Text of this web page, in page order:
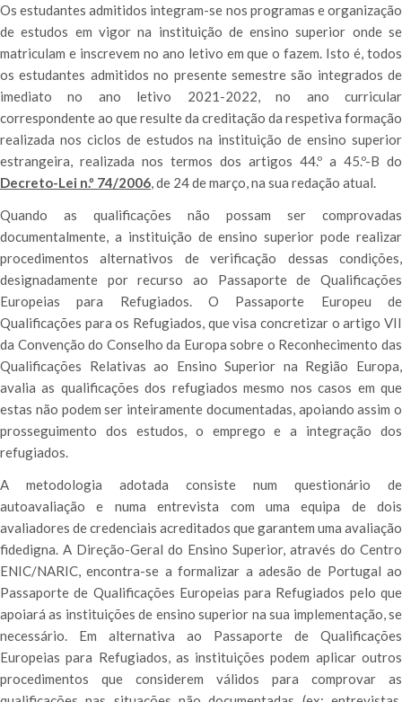
Os estudantes admitidos integram-se nos programas e organização
de estudos em vigor na instituição de ensino superior onde se
matriculam e inscrevem no ano letivo em que o fazem. Isto é, todos
os estudantes admitidos no presente semestre são integrados de
imediato no ano letivo 2021-2022, no ano curricular
correspondente ao que resulte da creditação da respetiva formação
realizada nos ciclos de estudos na instituição de ensino superior
estrangeira, realizada nos termos dos artigos 44.º a 45.º-B do
Decreto-Lei n.º 74/2006, de 24 de março, na sua redação atual.
Quando as qualificações não possam ser comprovadas
documentalmente, a instituição de ensino superior pode realizar
procedimentos alternativos de verificação dessas condições,
designadamente por recurso ao Passaporte de Qualificações
Europeias para Refugiados. O Passaporte Europeu de
Qualificações para os Refugiados, que visa concretizar o artigo VII
da Convenção do Conselho da Europa sobre o Reconhecimento das
Qualificações Relativas ao Ensino Superior na Região Europa,
avalia as qualificações dos refugiados mesmo nos casos em que
estas não podem ser inteiramente documentadas, apoiando assim o
prosseguimento dos estudos, o emprego e a integração dos
refugiados.
A metodologia adotada consiste num questionário de
autoavaliação e numa entrevista com uma equipa de dois
avaliadores de credenciais acreditados que garantem uma avaliação
fidedigna. A Direção-Geral do Ensino Superior, através do Centro
ENIC/NARIC, encontra-se a formalizar a adesão de Portugal ao
Passaporte de Qualificações Europeias para Refugiados pelo que
apoiará as instituições de ensino superior na sua implementação, se
necessário. Em alternativa ao Passaporte de Qualificações
Europeias para Refugiados, as instituições podem aplicar outros
procedimentos que considerem válidos para comprovar as